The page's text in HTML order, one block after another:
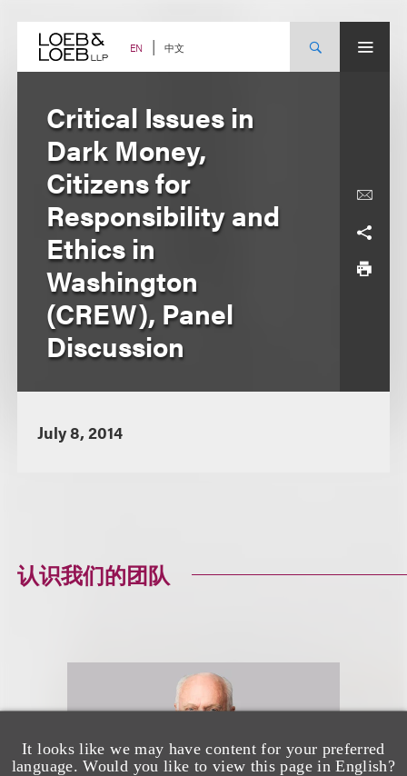
content EN 中文
It looks like we may have content for your preferred
language. Would you like to view this page in English?
Critical Issues in
Dark Money,
Citizens for
Responsibility and
Ethics in
Washington
(CREW), Panel
Discussion
July 8, 2014
认识我们的团队